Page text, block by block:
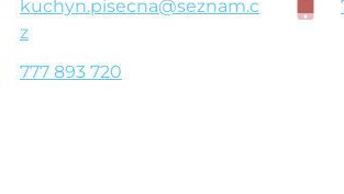
kuchyn.pisecna@seznam.c
z
777 893 720